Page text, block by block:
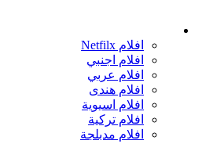
افلام Netfilx
افلام اجنبي
افلام عربي
افلام هندى
افلام اسيوية
افلام تركية
افلام مدبلجة